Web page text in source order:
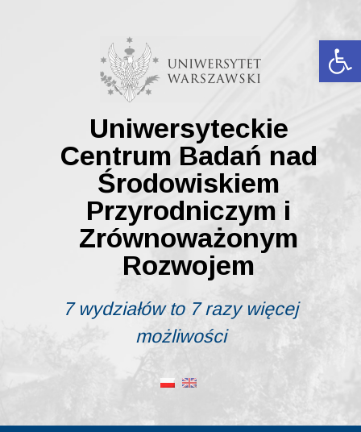
Uniwersyteckie
Centrum Badań nad
Środowiskiem
Przyrodniczym i
Zrównoważonym
Rozwojem
7 wydziałów to 7 razy więcej
możliwości